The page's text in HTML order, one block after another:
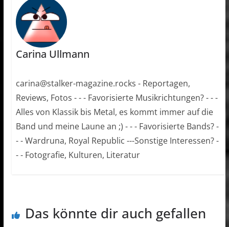
Carina Ullmann
carina@stalker-magazine.rocks - Reportagen,
Reviews, Fotos - - - Favorisierte Musikrichtungen? - - -
Alles von Klassik bis Metal, es kommt immer auf die
Band und meine Laune an ;) - - - Favorisierte Bands? -
- - Wardruna, Royal Republic ---Sonstige Interessen? -
- - Fotografie, Kulturen, Literatur
Das könnte dir auch gefallen